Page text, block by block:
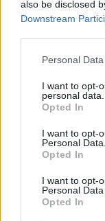
also be disclosed
Downstream
Personal
I want to opt-
personal data.
Opted In
I want to opt-
Personal Data.
Opted In
I want to opt-
Personal
Opted In